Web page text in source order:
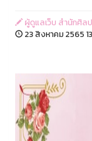
ผู้ดูแลเว็บ สำนักศิ
23 สิงหาคม 2565